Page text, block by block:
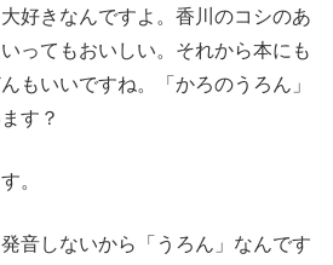
好きなんですよ。香川のコシのあ
ってもおいしい。それから本にも
もいいですね。「かろのうろん」
す？
。
音しないから「うろん」なんです